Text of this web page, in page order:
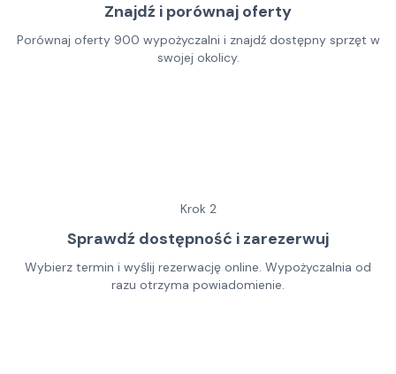
Znajdź i porównaj oferty
Porównaj oferty 900 wypożyczalni i znajdź dostępny sprzęt w
swojej okolicy.
Krok 2
Sprawdź dostępność i zarezerwuj
Wybierz termin i wyślij rezerwację online. Wypożyczalnia od
razu otrzyma powiadomienie.